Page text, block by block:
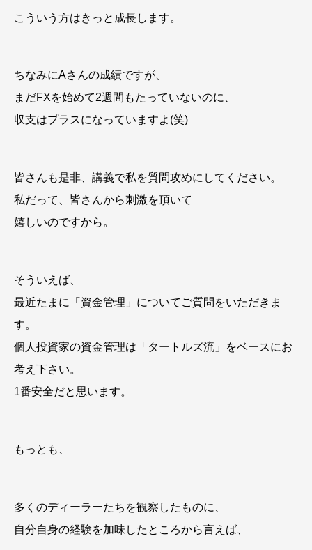
こういう方はきっと成長します。
ちなみにAさんの成績ですが、
まだFXを始めて2週間もたっていないのに、
収支はプラスになっていますよ(笑)
皆さんも是非、講義で私を質問攻めにしてください。
私だって、皆さんから刺激を頂いて
嬉しいのですから。
そういえば、
最近たまに「資金管理」についてご質問をいただきま
す。
個人投資家の資金管理は「タートルズ流」をベースにお
考え下さい。
1番安全だと思います。
もっとも、
多くのディーラーたちを観察したものに、
自分自身の経験を加味したところから言えば、